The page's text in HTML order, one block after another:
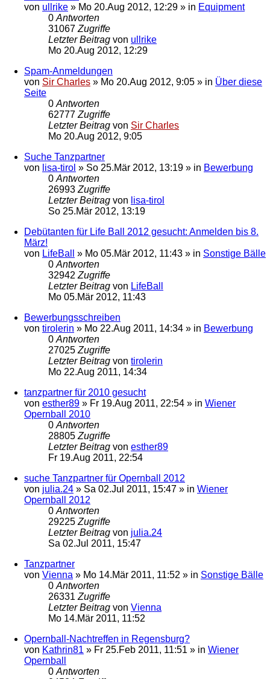
von ullrike » Mo 20.Aug 2012, 12:29 » in Equipment
0 Antworten
31067 Zugriffe
Letzter Beitrag von ullrike
Mo 20.Aug 2012, 12:29
Spam-Anmeldungen
von Sir Charles » Mo 20.Aug 2012, 9:05 » in Über diese
Seite
0 Antworten
62777 Zugriffe
Letzter Beitrag von Sir Charles
Mo 20.Aug 2012, 9:05
Suche Tanzpartner
von lisa-tirol » So 25.Mär 2012, 13:19 » in Bewerbung
0 Antworten
26993 Zugriffe
Letzter Beitrag von lisa-tirol
So 25.Mär 2012, 13:19
Debütanten für Life Ball 2012 gesucht: Anmelden bis 8.
März!
von LifeBall » Mo 05.Mär 2012, 11:43 » in Sonstige Bälle
0 Antworten
32942 Zugriffe
Letzter Beitrag von LifeBall
Mo 05.Mär 2012, 11:43
Bewerbungsschreiben
von tirolerin » Mo 22.Aug 2011, 14:34 » in Bewerbung
0 Antworten
27025 Zugriffe
Letzter Beitrag von tirolerin
Mo 22.Aug 2011, 14:34
tanzpartner für 2010 gesucht
von esther89 » Fr 19.Aug 2011, 22:54 » in Wiener
Opernball 2010
0 Antworten
28805 Zugriffe
Letzter Beitrag von esther89
Fr 19.Aug 2011, 22:54
suche Tanzpartner für Opernball 2012
von julia.24 » Sa 02.Jul 2011, 15:47 » in Wiener
Opernball 2012
0 Antworten
29225 Zugriffe
Letzter Beitrag von julia.24
Sa 02.Jul 2011, 15:47
Tanzpartner
von Vienna » Mo 14.Mär 2011, 11:52 » in Sonstige Bälle
0 Antworten
26331 Zugriffe
Letzter Beitrag von Vienna
Mo 14.Mär 2011, 11:52
Opernball-Nachtreffen in Regensburg?
von Kathrin81 » Fr 25.Feb 2011, 11:51 » in Wiener
Opernball
0 Antworten